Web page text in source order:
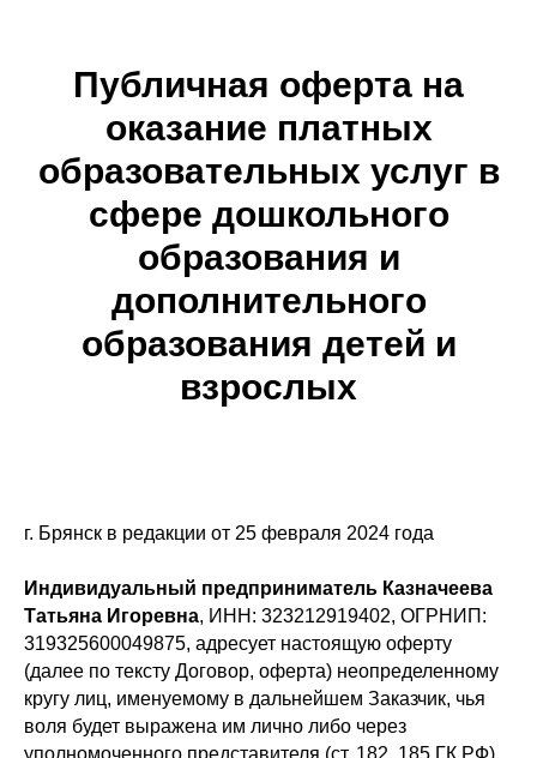
Публичная оферта на
оказание платных
образовательных услуг в
сфере дошкольного
образования и
дополнительного
образования детей и
взрослых
г. Брянск в редакции от 25 февраля 2024 года
Индивидуальный предприниматель Казначеева
Татьяна Игоревна, ИНН: 323212919402, ОГРНИП:
319325600049875, адресует настоящую оферту
(далее по тексту Договор, оферта) неопределенному
кругу лиц, именуемому в дальнейшем Заказчик, чья
воля будет выражена им лично либо через
уполномоченного представителя (ст. 182, 185 ГК РФ),